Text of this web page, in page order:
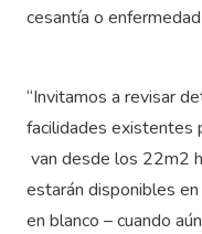
cesantía o
“Invitamos a revisar
facilidades existentes
van desde los 22m2
estarán disponibles
en blanco – cuando